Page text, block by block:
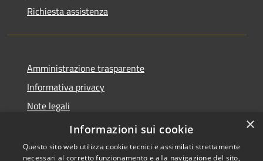
Richiesta assistenza
Amministrazione trasparente
Informativa privacy
Note legali
Dichiarazione di accessibilità
×
Informazioni sui cookie
Questo sito web utilizza cookie tecnici e assimilati strettamente
necessari al corretto funzionamento e alla navigazione del sito,